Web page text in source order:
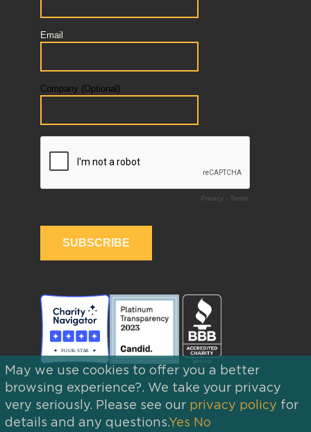
May we use cookies to offer you a better
browsing experience?. We take your privacy
very seriously. Please see our privacy policy for
details and any questions.Yes No